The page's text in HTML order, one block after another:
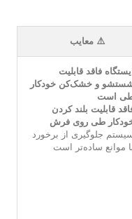
⚠️ معایب
ایستگاه فاقد قابلیت
و خشک‌کن خودکار
است
قابلیت بلند کردن
طی روی فرش
جلوگیری از برخورد
موانع ساده‌تر است